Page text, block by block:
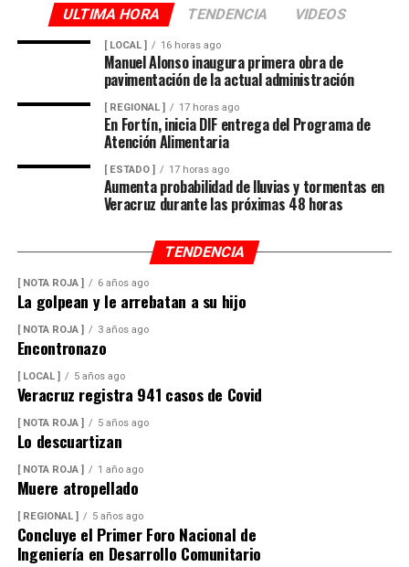
Las maniobras periciales obligaron al cierre parcial de la
circulación en ese sector del centro de la ciudad durante
varios minutos, generando afectaciones al tránsito
ULTIMA HORA TENDENCIA VIDEOS
[ LOCAL ] 16 horas ago
Manuel Alonso inaugura primera obra de
pavimentación de la actual administración
[ REGIONAL ] 17 horas ago
En Fortín, inicia DIF entrega del Programa de
Atención Alimentaria
[ ESTADO ] 17 horas ago
Aumenta probabilidad de lluvias y tormentas en
Veracruz durante las próximas 48 horas
TENDENCIA
[ NOTA ROJA ] 6 años ago
La golpean y le arrebatan a su hijo
[ NOTA ROJA ] 3 años ago
Encontronazo
[ LOCAL ] 5 años ago
Veracruz registra 941 casos de Covid
[ NOTA ROJA ] 5 años ago
Lo descuartizan
[ NOTA ROJA ] 1 año ago
Muere atropellado
[ REGIONAL ] 5 años ago
Concluye el Primer Foro Nacional de
Ingeniería en Desarrollo Comunitario